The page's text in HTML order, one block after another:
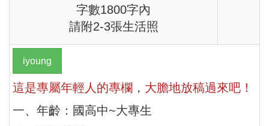
字數1800字內
請附2-3張生活照
iyoung
這是專屬年輕人的專欄 ， 大膽地放稿過來吧！
一、年齡：國高中~大專生